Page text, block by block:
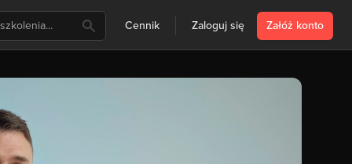
Cennik Zaloguj się Załóż konto